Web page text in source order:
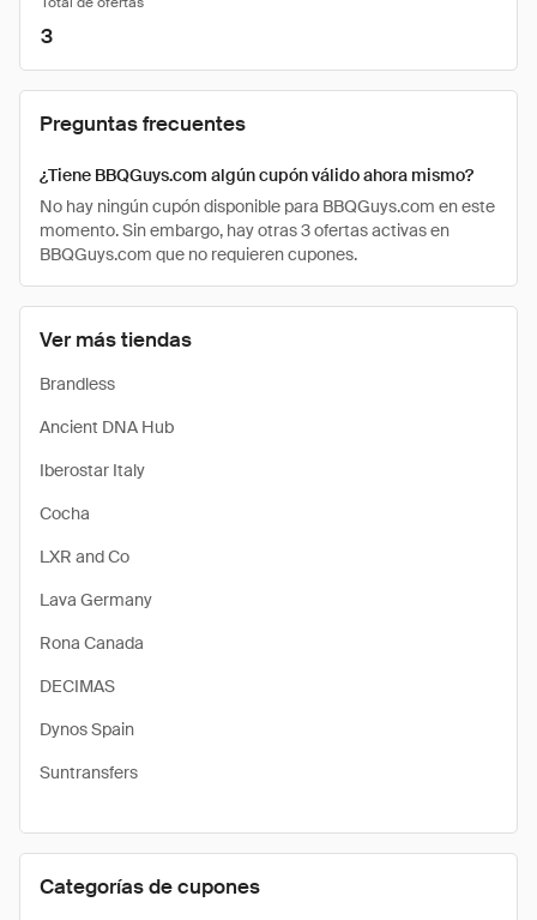
Ver más tiendas
Brandless
Ancient DNA Hub
Iberostar Italy
Cocha
LXR and Co
Lava Germany
Rona Canada
DECIMAS
Dynos Spain
Suntransfers
Categorías de cupones
3
Preguntas frecuentes
¿Tiene BBQGuys.com algún cupón válido ahora mismo?
No hay ningún cupón disponible para BBQGuys.com en este
momento. Sin embargo, hay otras 3 ofertas activas en
BBQGuys.com que no requieren cupones.